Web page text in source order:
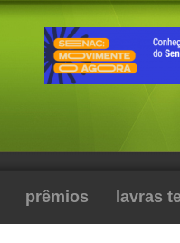
prêmios lavras